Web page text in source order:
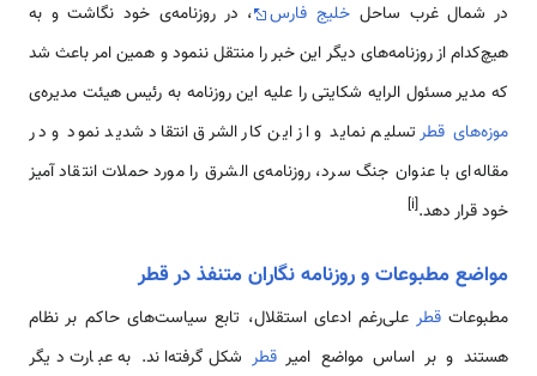
در شمال غرب ساحل خلیج فارس
، در روزنامه‌ی خود نگاشت و به
هیچ‌کدام از روزنامه‌های دیگر این خبر را منتقل ننمود و همین امر باعث شد
که مدیر مسئول الرایه شکایتی را علیه این روزنامه به رئیس هیئت مدیره‌ی
موزه‌های قطرتسلیم نماید و از این کار الشرق انتقاد شدید نمود و در
مقاله‌ای با عنوان جنگ سرد، روزنامه‌ی الشرق را مورد حملات انتقاد آمیز
خود قرار دهد.[i]
مواضع مطبوعات و روزنامه نگاران متنفذ در قطر
مطبوعاتقطر علی‌رغم ادعای استقلال، تابع سیاست‌های حاکم بر نظام
هستند و بر اساس مواضع امیرقطر شکل گرفته‌اند. به عبارت دیگر